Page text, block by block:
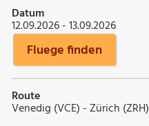
Datum
12.09.2026 - 13.09.2026
Fluege finden
Route
Venedig (VCE) - Zürich (ZRH)